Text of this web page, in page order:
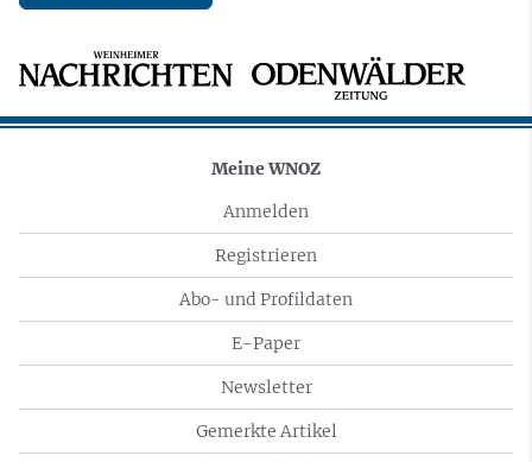
Meine WNOZ
Anmelden
Registrieren
Abo- und Profildaten
E-Paper
Newsletter
Gemerkte Artikel